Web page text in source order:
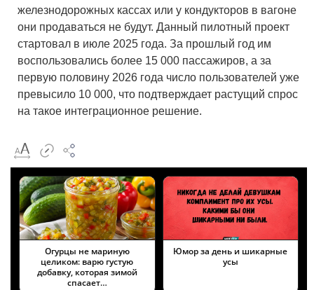
железнодорожных кассах или у кондукторов в вагоне
они продаваться не будут. Данный пилотный проект
стартовал в июле 2025 года. За прошлый год им
воспользовались более 15 000 пассажиров, а за
первую половину 2026 года число пользователей уже
превысило 10 000, что подтверждает растущий спрос
на такое интеграционное решение.
Огурцы не мариную
целиком: варю густую
добавку, которая зимой
спасает…
Юмор за день и шикарные
усы